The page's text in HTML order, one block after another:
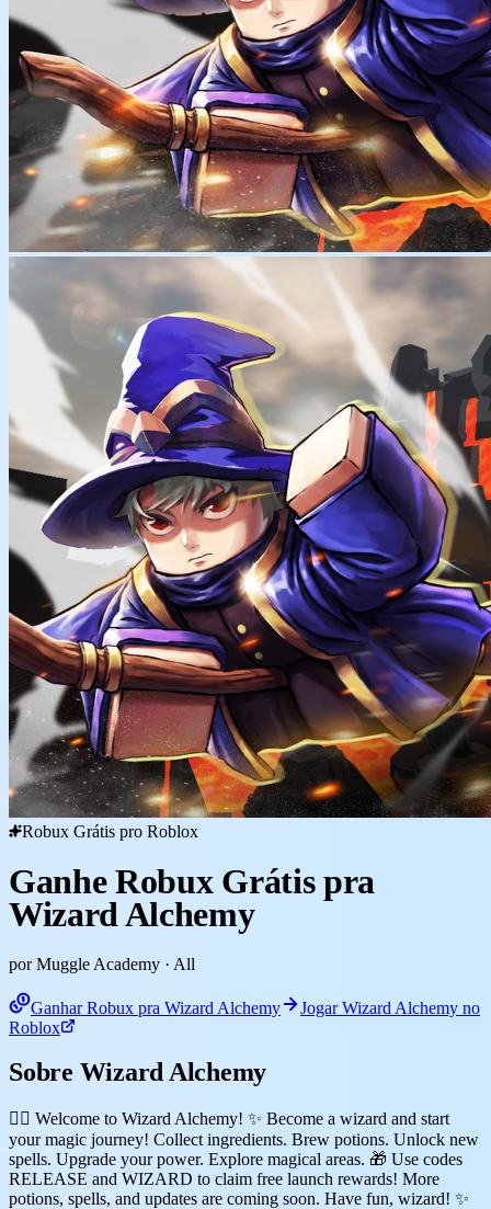
Robux Grátis pro Roblox
Ganhe Robux Grátis pra
Wizard Alchemy
por Muggle Academy · All
Ganhar Robux pra Wizard Alchemy
Jogar Wizard Alchemy no
Roblox
Sobre Wizard Alchemy
🧙‍♂️ Welcome to Wizard Alchemy! ✨ Become a wizard and start
your magic journey! Collect ingredients. Brew potions. Unlock new
spells. Upgrade your power. Explore magical areas. 🎁 Use codes
RELEASE and WIZARD to claim free launch rewards! More
potions, spells, and updates are coming soon. Have fun, wizard! ✨